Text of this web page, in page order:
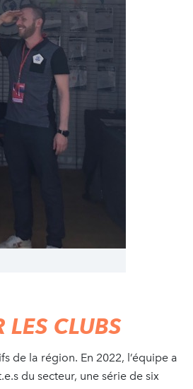
LES CLUBS
de la région. En 2022, l’équipe a
du secteur, une série de six